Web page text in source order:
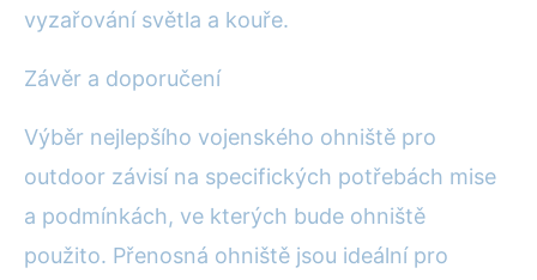
vyzařování světla a kouře.
Závěr a doporučení
Výběr nejlepšího vojenského ohniště pro
outdoor závisí na specifických potřebách mise
a podmínkách, ve kterých bude ohniště
použito. Přenosná ohniště jsou ideální pro